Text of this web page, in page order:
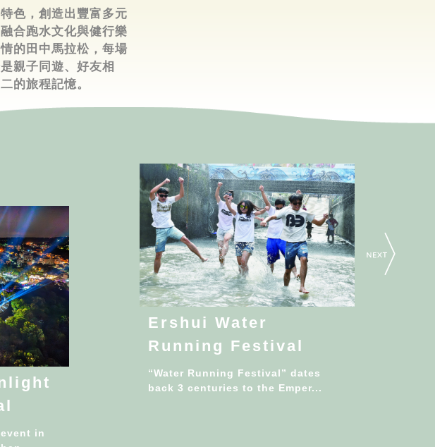
色，創造出豐富多元
合跑水文化與健行樂
的田中馬拉松，每場
親子同遊、好友相
的旅程記憶。
in
Ershui Water
Running Festival
“Water Running Festival” dates
back 3 centuries to the Emper...